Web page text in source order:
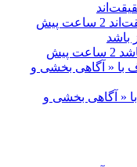
2 ساعت پیش
2 ساعت پیش
« آگاهی بخشی و